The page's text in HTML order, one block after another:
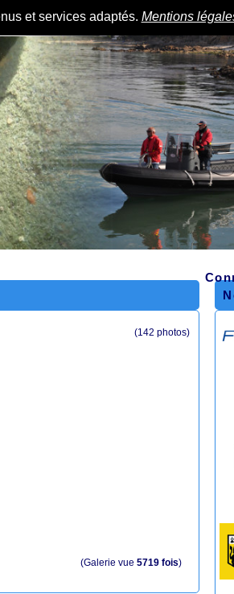
et services adaptés. Mentions
(142 photos)
(Galerie vue 5719 fois)